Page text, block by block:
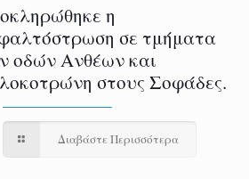
η
σε τμήματα
οδών Ανθέων και
στους Σοφάδες.
Διαβάστε Περισσότερα